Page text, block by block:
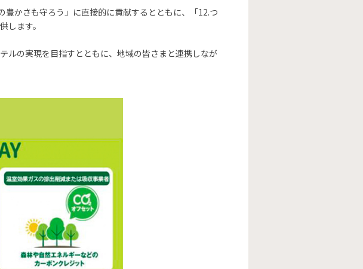
かさも守ろう」に直接的に貢献するとともに、「12.つ
します。
ルの実現を目指すとともに、地域の皆さまと連携しなが